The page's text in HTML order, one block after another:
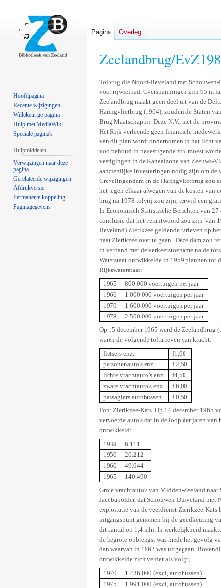
Zeelandbrug/
Naar
navigatie
springen
Naar
zoeken
springen
Tolbrug die Noord-Beveland met
voor rijwielpad. Overspanningen zijn 95 m
Zeelandbrug maakt geen deel uit van de
Haringvlietbrug (1964), zouden de Staten
Brug Maatschappij. Deze N.V., met de
Het Rijk verleende geen financiële
van dit plan wordt ondernomen in het licht
voorbehoud in bevestigende zin' moest
vestigingen in de Kanaalzone van Zeeuws-
aanzienlijke investeringen nodig zijn om de
Grevelingendam en de Haringvlietbrug zou
het tegen elkaar afwegen van de kosten van
brug na 1978 tolvrij zou zijn, terwijl een
In Economisch Statistische Berichten van
conclusie dat het verantwoord zou zijn 'van
Beveland) Zierikzee geldende tarieven op
naar Zierikzee over te gaan'. Deze dam zou
in verband met de verkeerstoename na de
Waterstaat ontwikkelde in 1959 plannen tot
Rijkswaterstaat:
1965
800.000 voertuigen per jaar
1966
1.000.000 voertuigen per jaar
1970
1.600.000 voertuigen per jaar
1978
2.500.000 voertuigen per jaar
Op 15 december 1965 werd de
waren de volgende toltarieven van kracht:
fietsers enz.
f1,00
personenauto's enz.
f 2,50
lichte vrachtauto’s enz
f4,50
zware vrachtauto's enz.
f 6,00
passagiers autobussen
f 0,50
Pont Zierikzee-Kats. Op 14 december 1965
vervoerde auto's dat in de loop der jaren van
ontwikkeld:
1939
6.111
1950
20.212
1960
49.044
1965
140.490
Grote vrachtauto's van Midden-Zeeland
Jacobapolder, dat Schouwen-Duiveland met
exploitatie van de veerdienst Zierikzee-Kats
uitgangspunt genomen bij de goedkeuring
dit aantal op 1,4 mln. In werkelijkheid
de begrote opbrengst was mede het gevolg
dan waarvan in 1962 was uitgegaan.
ontwikkelde zich verder als volgt;
1970
1.436.000 (excl, autobussen)
1975
1.991.000 (excl, autobussen)
Pagina Overleg
Hoofdpagina
Recente wijzigingen
Willekeurige pagina
Hulp met MediaWiki
Speciale pagina's
Hulpmiddelen
Verwijzingen naar deze
pagina
Gerelateerde wijzigingen
Afdrukversie
Permanente koppeling
Paginagegevens